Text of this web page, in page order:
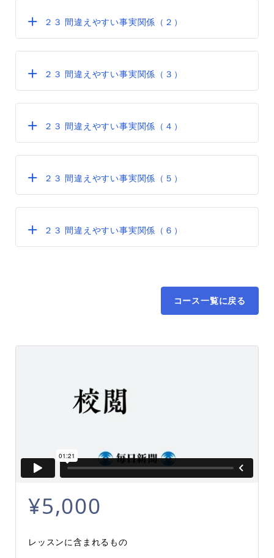
２３ 間違えやすい事実関係（２）
２３ 間違えやすい事実関係（３）
２３ 間違えやすい事実関係（４）
２３ 間違えやすい事実関係（５）
２３ 間違えやすい事実関係（６）
コース一覧に戻る
¥5,000
レッスンに含まれるもの